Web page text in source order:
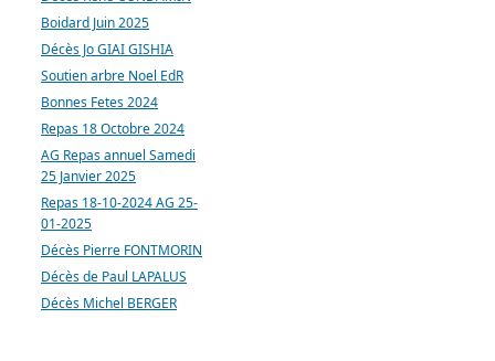
Boidard Juin 2025
Décès Jo GIAI GISHIA
Soutien arbre Noel EdR
Bonnes Fetes 2024
Repas 18 Octobre 2024
AG Repas annuel Samedi
25 Janvier 2025
Repas 18-10-2024 AG 25-
01-2025
Décès Pierre FONTMORIN
Décès de Paul LAPALUS
Décès Michel BERGER